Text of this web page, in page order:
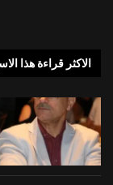
الاكثر قراءة هذا